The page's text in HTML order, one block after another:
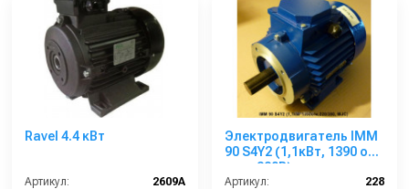
Ravel 4.4 кВт
Артикул:
2609A
Электродвигатель IMM
90 S4Y2 (1,1кВт, 1390 об/
мин, 380В)
Артикул:
228